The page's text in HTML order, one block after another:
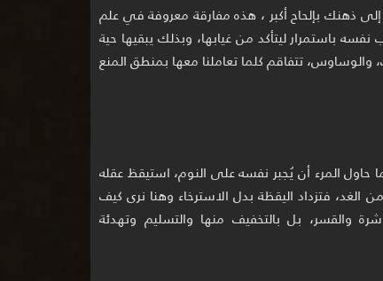
ذهنك بإلحاح أكبر ، هذه مفارقة معروفة في علم
باستمرار ليتأكد من غيابها، وبذلك يبقيها حية
تتفاقم كلما تعاملنا معها بمنطق المنع
حاول المرء أن يُجبر نفسه على النوم، استيقظ عقله
الغد، فتزداد اليقظة بدل الاسترخاء وهنا نرى كيف
والقسر، بل بالتخفيف منها والتسليم وتهدئة